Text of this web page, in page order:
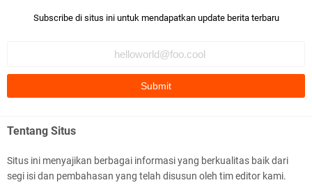
Bismillaah semoga pembuat artikel Alloh berikan pemahaman yg
Ada sejumlah pertanyaan kepada Anda dan jawablah dengan
Subscribe di situs ini untuk mendapatkan update berita terbaru
Tentang Situs
Situs ini menyajikan berbagai informasi yang berkualitas baik dari
segi isi dan pembahasan yang telah disusun oleh tim editor kami.